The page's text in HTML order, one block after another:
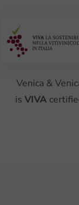
Venica &
isVIVA